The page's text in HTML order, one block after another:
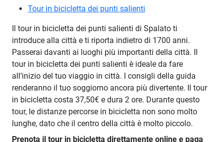
Tour in bicicletta dei punti salienti
Il tour in bicicletta dei punti salienti di Spalato ti
introduce alla città e ti riporta indietro di 1700 anni.
Passerai davanti ai luoghi più importanti della città. Il
tour in bicicletta dei punti salienti è ideale da fare
all’inizio del tuo viaggio in città. I consigli della guida
renderanno il tuo soggiorno ancora più divertente. Il tour
in bicicletta costa 37,50€ e dura 2 ore. Durante questo
tour, le distanze percorse in bicicletta non sono molto
lunghe, dato che il centro della città è molto piccolo.
Prenota il tour in bicicletta direttamente online e paga